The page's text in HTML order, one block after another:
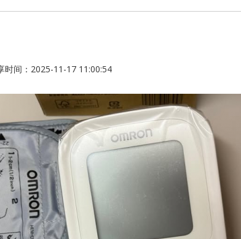
间：2025-11-17 11:00:54